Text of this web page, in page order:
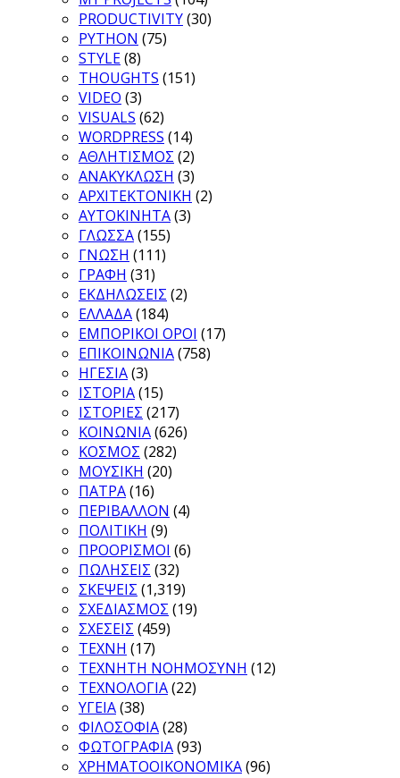
PRODUCTIVITY(30)
PYTHON (75)
STYLE(8)
THOUGHTS (151)
VIDEO (3)
VISUALS (62)
WORDPRESS (14)
ΑΘΛΗΤΙΣΜΟΣ (2)
ΑΝΑΚΥΚΛΩΣΗ (3)
ΑΡΧΙΤΕΚΤΟΝΙΚΗ (2)
ΑΥΤΟΚΙΝΗΤΑ(3)
ΓΛΩΣΣΑ(155)
ΓΝΩΣΗ (111)
ΓΡΑΦΗ (31)
ΕΚΔΗΛΩΣΕΙΣ (2)
ΕΛΛΑΔΑ(184)
ΕΜΠΟΡΙΚΟΙ ΟΡΟΙ (17)
ΕΠΙΚΟΙΝΩΝΙΑ(758)
ΗΓΕΣΙΑ(3)
ΙΣΤΟΡΙΑ(15)
ΙΣΤΟΡΙΕΣ (217)
ΚΟΙΝΩΝΙΑ(626)
ΚΟΣΜΟΣ (282)
ΜΟΥΣΙΚΗ (20)
ΠΑΤΡΑ(16)
ΠΕΡΙΒΑΛΛΟΝ (4)
ΠΟΛΙΤΙΚΗ (9)
ΠΡΟΟΡΙΣΜΟΙ (6)
ΠΩΛΗΣΕΙΣ (32)
ΣΚΕΨΕΙΣ (1,319)
ΣΧΕΔΙΑΣΜΟΣ (19)
ΣΧΕΣΕΙΣ (459)
ΤΕΧΝΗ (17)
ΤΕΧΝΗΤΗ ΝΟΗΜΟΣΥΝΗ (12)
ΤΕΧΝΟΛΟΓΙΑ(22)
ΥΓΕΙΑ(38)
ΦΙΛΟΣΟΦΙΑ(28)
ΦΩΤΟΓΡΑΦΙΑ(93)
ΧΡΗΜΑΤΟΟΙΚΟΝΟΜΙΚΑ(96)